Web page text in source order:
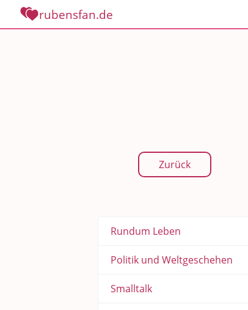
rubensfan.de
Zurück
Rundum Leben
Politik und Weltgeschehen
Smalltalk